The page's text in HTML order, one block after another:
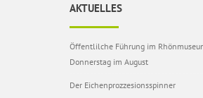
AKTUELLES
Öffentlilche Führung im
Donnerstag im August
Der Eichenprozzesionsspinner